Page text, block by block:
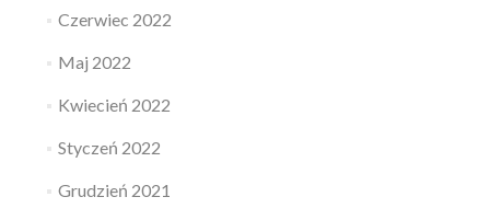
Czerwiec 2022
Maj 2022
Kwiecień 2022
Styczeń 2022
Grudzień 2021